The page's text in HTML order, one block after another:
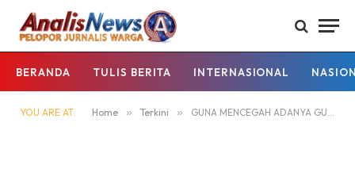
BERANDA TULIS BERITA INTERNASIONAL
YOU ARE AT: Home » Terkini » GUNA MENCEGAH ADANYA GUANTIBMAS DI SPBU POLSEK KAPUAS HULU LAKSANAKAN PATROLI SIANG